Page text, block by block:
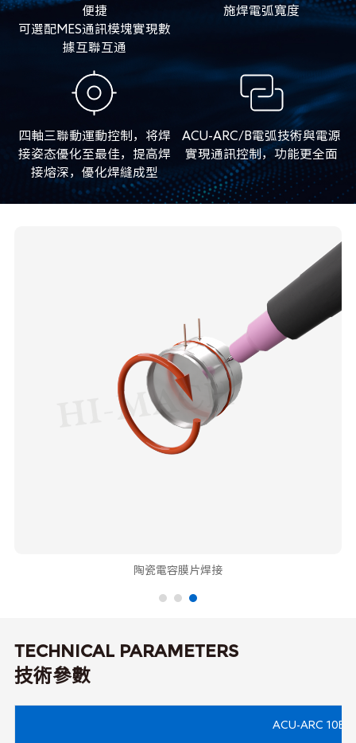
便捷
可選配MES通訊模塊實現數
據互聯互通
施焊電弧寬度
四軸三聯動運動控制，将焊
接姿态優化至最佳，提高焊
接熔深，優化焊縫成型
ACU-ARC/B電弧技術與電源
實現通訊控制，功能更全面
陶瓷電容膜片焊接
TECHNICAL PARAMETERS
技術參數
ACU-ARC 10B